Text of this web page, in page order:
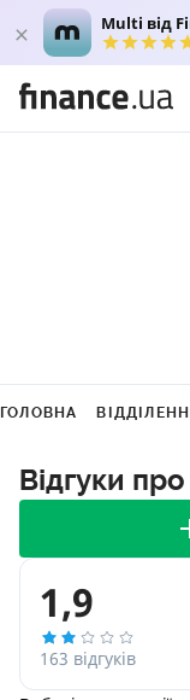
Multi від
ГОЛОВНА
Відгуки
1,9
163 відгуків